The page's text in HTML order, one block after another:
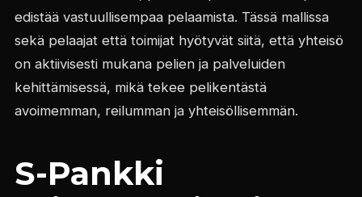
edistää vastuullisempaa pelaamista. Tässä mallissa
sekä pelaajat että toimijat hyötyvät siitä, että yhteisö
on aktiivisesti mukana pelien ja palveluiden
kehittämisessä, mikä tekee pelikentästä
avoimemman, reilumman ja yhteisöllisemmän.
S-Pankki